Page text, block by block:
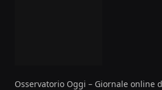
Osservatorio Oggi – Giornale online